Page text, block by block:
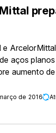
e
aços
aumento
de 2016